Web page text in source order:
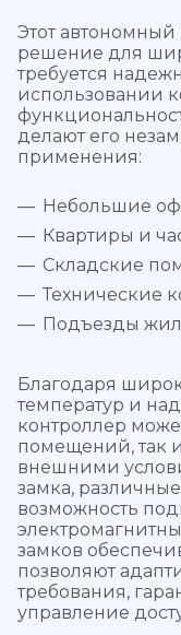
Этот
решение для
требуется
использовании
делают его
применения:
Небольшие
Квартиры и
Складские
Технические
Подъезды
Благодаря
температур и
контроллер
помещений, так
внешними
замка,
возможность
замков
позволяют
требования,
управление